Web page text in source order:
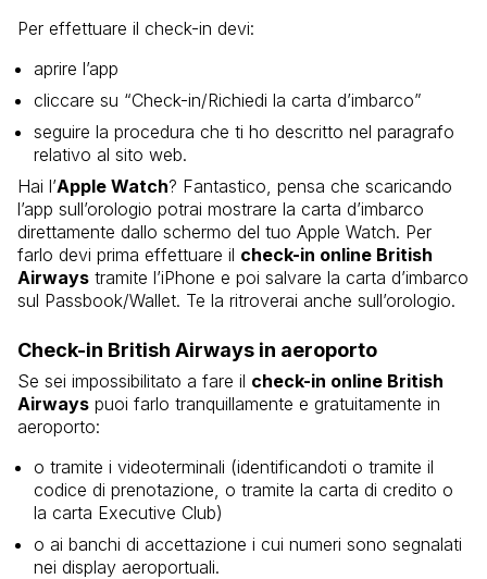
Per effettuare il check-in devi:
aprire l’app
cliccare su “Check-in/Richiedi la carta d’imbarco”
seguire la procedura che ti ho descritto nel paragrafo
relativo al sito web.
Hai l’Apple Watch? Fantastico, pensa che scaricando
l’app sull’orologio potrai mostrare la carta d’imbarco
direttamente dallo schermo del tuo Apple Watch. Per
farlo devi prima effettuare il check-in online British
Airways tramite l’iPhone e poi salvare la carta d’imbarco
sul Passbook/Wallet. Te la ritroverai anche sull’orologio.
Check-in British Airways in aeroporto
Se sei impossibilitato a fare il check-in online British
Airways puoi farlo tranquillamente e gratuitamente in
aeroporto:
o tramite i videoterminali (identificandoti o tramite il
codice di prenotazione, o tramite la carta di credito o
la carta Executive Club)
o ai banchi di accettazione i cui numeri sono segnalati
nei display aeroportuali.